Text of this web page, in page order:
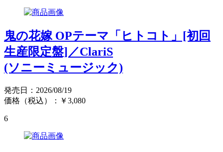
鬼の花嫁 OPテーマ「ヒトコト」[初回
生産限定盤]／ClariS
(ソニーミュージック)
発売日：2026/08/19
価格（税込）：￥3,080
6